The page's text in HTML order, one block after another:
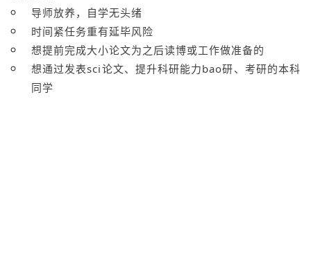
导师放养，自学无头绪
时间紧任务重有延毕风险
想提前完成大小论文为之后读博或工作做准备的
想通过发表sci论文、提升科研能力bao研、考研的本科
同学